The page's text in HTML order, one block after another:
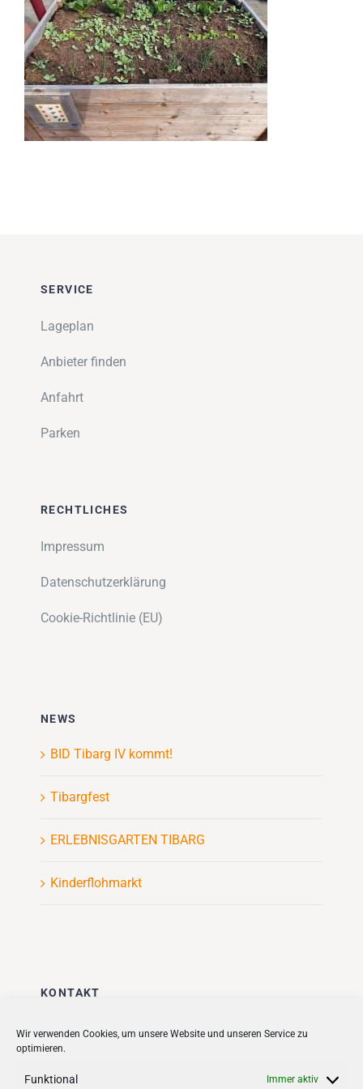
Wir verwenden Cookies, um unsere Website und unseren Service zu
optimieren.
Funktional Immer aktiv
Impressionen
Über uns
SUCHE
NACH:
SERVICE
Lageplan
Anbieter finden
Anfahrt
Parken
RECHTLICHES
Impressum
Datenschutzerklärung
Cookie-Richtlinie (EU)
NEWS
BID Tibarg IV kommt!
Tibargfest
ERLEBNISGARTEN TIBARG
Kinderflohmarkt
KONTAKT
Stadt + Handel City- und
Quartiersmanagement